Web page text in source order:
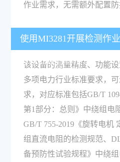
作业需求，无需额外配置
使用MI3281开展检测作
力行业现行标准？
该设备的测量精度、功能
多项电力行业标准要求，
求，对应标准包括GB/T
第1部分：总则》中绕组电
GB/T 755-2019《旋转电机
组直流电阻的检测规范、
备预防性试验规程》中绕